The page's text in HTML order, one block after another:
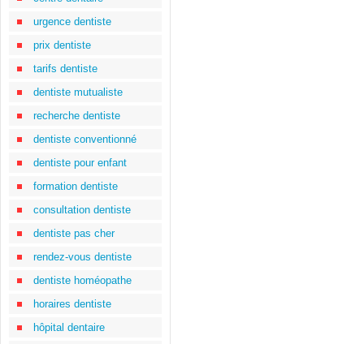
urgence dentiste
prix dentiste
tarifs dentiste
dentiste mutualiste
recherche dentiste
dentiste conventionné
dentiste pour enfant
formation dentiste
consultation dentiste
dentiste pas cher
rendez-vous dentiste
dentiste homéopathe
horaires dentiste
hôpital dentaire